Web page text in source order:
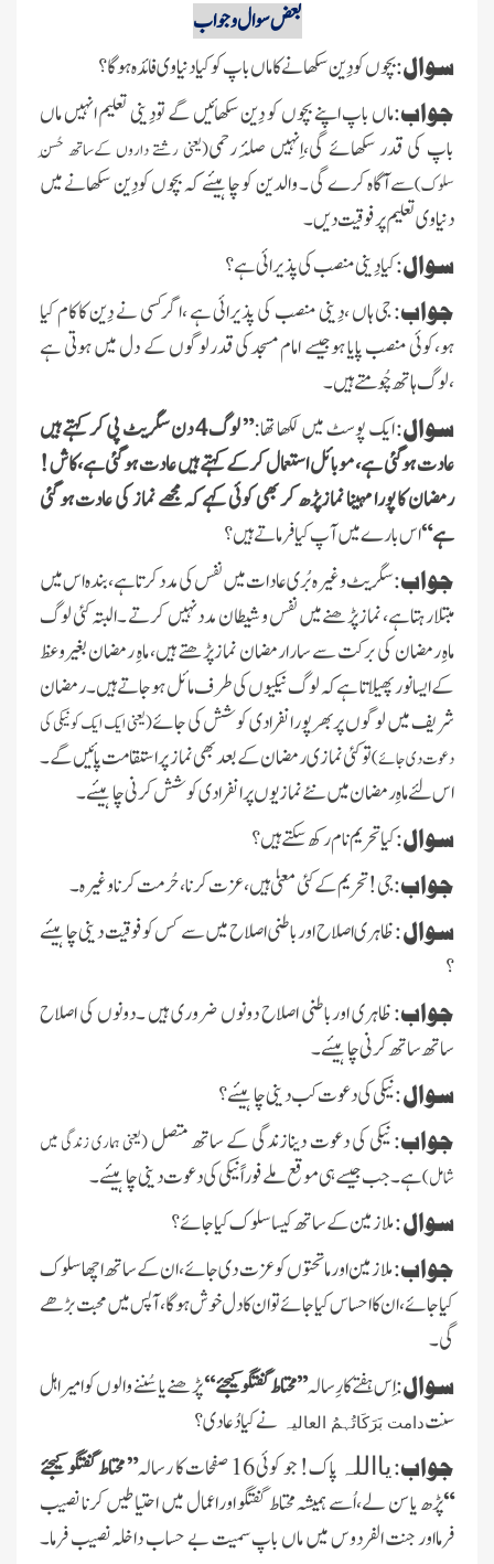
بعض سوال و جواب
سوال:بچوں کودِین سکھانے کا ماں باپ کوکیادنیاوی فائدہ ہوگا ؟
جواب:ماں باپ اپنے بچوں کو دِین سکھائیں گے تودِینی تعلیم انہیں ماں
باپ کی قدر سکھائے گی،اِنہیں صِلۂ رحمی(یعنی رشتے داروں کےساتھ حُسنِ
سلوک)سےآگاہ کرے گی ۔ والدین کو چاہیئے کہ بچوں کودِین سکھانے میں
دنیاوی تعلیم پر فوقیت دیں ۔
سوال:کیا دِینی منصب کی پذیرائی ہے ؟
جواب:جی ہاں ،دِینی منصب کی پذیرائی ہے ،اگرکسی نے دِین کا کام کیا
ہو،کوئی منصب پایا ہوجیسے امام مسجدکی قدرلوگوں کے دل میں ہوتی ہے
،لوگ ہاتھ چُومتے ہیں ۔
سوال:ایک پوسٹ میں لکھا تھا:
” لوگ 4 دن سگریٹ پی کر کہتے ہیں
عادت ہو گئی ہے، موبائل استعمال کر کے کہتے ہیں عادت ہو گئی ہے،کاش !
رمضان کا پورا مہینا نمازپڑھ کر بھی کوئی کہے کہ مجھے نماز کی عادت ہو گئی
ہے“اس بارے میں آپ کیا فرماتے ہیں ؟
جواب:سگریٹ وغیرہ بُری عادات میں نفس کی مددکرتاہے،بندہ اس میں
مبتلارہتاہے، نمازپڑھنےمیں نفس وشیطان مددنہیں کرتے ۔البتہ کئی لوگ
ماہِ رمضان کی برکت سے سارارمضان نمازپڑھتے ہیں، ماہِ رمضان بغیروعظ
کے ایسانورپھیلاتا ہے کہ لوگ نیکیوں کی طرف مائل ہوجاتے ہیں۔رمضان
شریف میں لوگوں پربھرپورانفرادی کوشش کی جائے(یعنی ایک ایک کونیکی کی
دعوت دی جائے)تو کئی نمازی رمضان کے بعد بھی نماز پر استقامت پائیں گے۔
اس لئے ماہِ رمضان میں نئے نمازیوں پرانفرادی کوشش کرنی چاہیئے ۔
سوال:کیا تحریم نام رکھ سکتے ہیں ؟
جواب:جی!تحریم کے کئی معنیٰ ہیں ،عزت کرنا ،حُرمت کرناوغیرہ۔
سوال :ظاہری اصلاح اورباطنی اصلاح میں سے کس کوفوقیت دینی چاہیئے
؟
جواب:ظاہری اورباطنی اصلاح دونوں ضروری ہیں ۔دونوں کی اصلاح
ساتھ ساتھ کرنی چاہیئے ۔
سوال :نیکی کی دعوت کب دینی چاہیئے ؟
جواب:نیکی کی دعوت دینازندگی کے ساتھ متصل(یعنی ہماری زندگی میں
شامل)ہے۔جب جیسے ہی موقع ملے فوراً نیکی کی دعوت دینی چاہیئے ۔
سوال :ملازمین کے ساتھ کیساسلوک کیاجائے ؟
جواب:ملازمین اورماتحتوں کو عزت دی جائے ،ان کے ساتھ اچھاسلوک
کیا جائے ،ان کا احساس کیا جائے تو ان کا دل خوش ہوگا،آپس میں محبت بڑھے
گی ۔
سوال:اِس ہفتے کارِسالہ’’ محتاط گفتگو کیجئے ‘‘پڑھنے یا سُننے والوں کو امیر اہل
سنتدامت بَرَکَاتُہمُ العالیہ نے کیا دُعا دی ؟
جواب:یااللہ پاک! جو کوئی 16 صفحات کا رسالہ
” محتاط گفتگو کیجئے
“پڑھ یا سن لے،اُسے ہمیشہ محتاط گفتگو اوراعمال میں احتیاطیں کرنا نصیب
فرمااور جنت الفردوس میں ماں باپ سمیت بے حساب داخلہ نصیب فرما۔